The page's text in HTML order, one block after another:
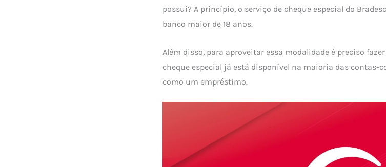
possui? A princípio, o serviço de cheque especial do
banco maior de 18 anos.
Além disso, para aproveitar essa modalidade é preciso
cheque especial já está disponível na maioria das contas-
como um empréstimo.